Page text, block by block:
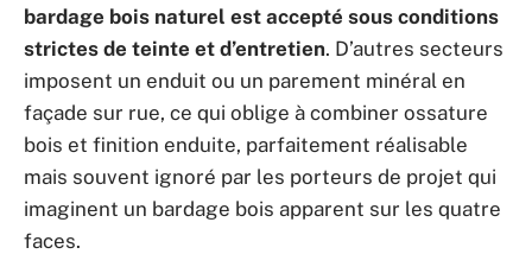
bardage bois naturel est accepté sous conditions
strictes de teinte et d’entretien. D’autres secteurs
imposent un enduit ou un parement minéral en
façade sur rue, ce qui oblige à combiner ossature
bois et finition enduite, parfaitement réalisable
mais souvent ignoré par les porteurs de projet qui
imaginent un bardage bois apparent sur les quatre
faces.